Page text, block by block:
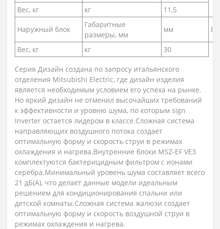
Вес, кг кг 11,5
Наружный блок
Габаритные
размеры, мм
мм
Вес, кг кг 30
Серия Дизайн создана по запросу итальянского
отделения Mitsubishi Electric, где дизайн изделия
является необходимым условием его успеха на рынке.
Но яркий дизайн не отменил высочайших требований
к эффективности и уровню шума, по которым sign
Inverter остается лидером в классе.Сложная система
направляющих воздушного потока создает
оптимальную форму и скорость струи в режимах
охлаждения и нагрева.Внутренние блоки MSZ-EF VE3
комплектуются бактерицидным фильтром с ионами
серебра.Минимальный уровень шума составляет всего
21 дБ(А), что делает данные модели идеальным
решением для кондиционирования спальни или
детской комнаты.Сложная система жалюзи создает
оптимальную форму и скорость воздушной струи в
режимах охлаждения и нагрева.